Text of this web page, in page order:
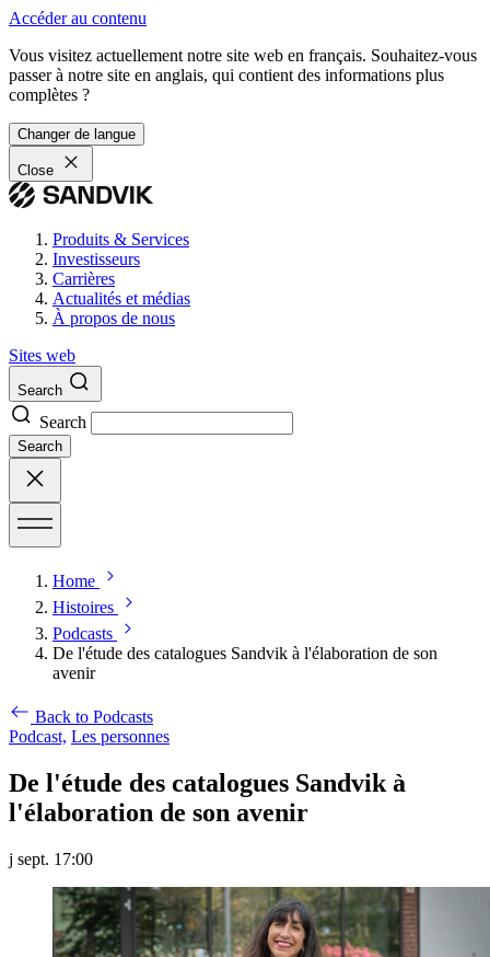
Accéder au contenu
Vous visitez actuellement notre site web en français. Souhaitez-vous
passer à notre site en anglais, qui contient des informations plus
complètes ?
Changer de langue
Close
Produits & Services
Investisseurs
Carrières
Actualités et médias
À propos de nous
Sites web
Search
Search
Search
Home
Histoires
Podcasts
De l'étude des catalogues Sandvik à l'élaboration de son
avenir
Back to Podcasts
Podcast, Les personnes
De l'étude des catalogues Sandvik à
l'élaboration de son avenir
j sept. 17:00